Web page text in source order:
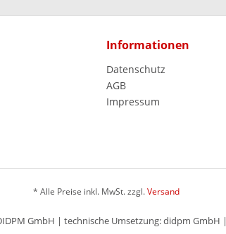
Informationen
Datenschutz
AGB
Impressum
* Alle Preise inkl. MwSt. zzgl.Versand
GmbH | technische Umsetzung: didpm GmbH |